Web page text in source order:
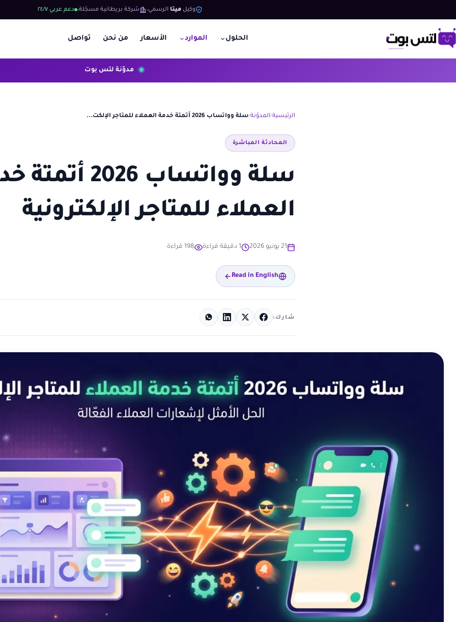
وكيل ميتا الرسمي شركة بريطانية مسجّلة دعم عربي ٢٤/٧
الحلول الموارد الأسعار من نحن تواصل
مدوّنة لتس بوت
الرئيسية المدوّنة سلة وواتساب 2026 أتمتة خدمة العملاء للمتاجر الإلكت...
المحادثة المباشرة
سلة وواتساب 2026
العملاء للمتاجر الإلكترونية
21 يونيو 2026 1 دقيقة قراءة 198 قراءة
Read in English
شارك: